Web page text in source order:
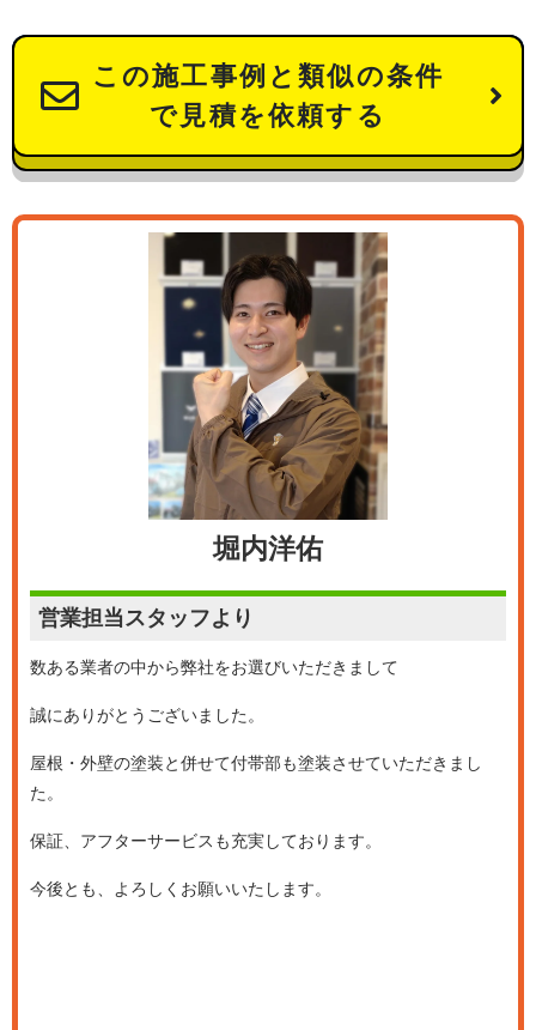
この施工事例と類似の条件
で見積を依頼する
堀内洋佑
営業担当 スタッフより
数ある業者の中から弊社をお選びいただきまして
誠にありがとうございました。
屋根・外壁の塗装と併せて付帯部も塗装させていただきまし
た。
保証、アフターサービスも充実しております。
今後とも、よろしくお願いいたします。